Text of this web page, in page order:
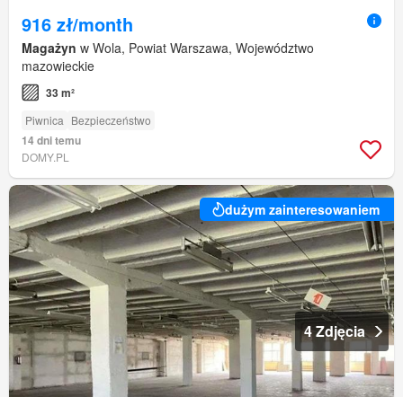
916 zł/month
Magażyn w Wola, Powiat Warszawa, Województwo
mazowieckie
33 m²
Piwnica Bezpieczeństwo
14 dni temu
DOMY.PL
dużym zainteresowaniem
4 Zdjęcia